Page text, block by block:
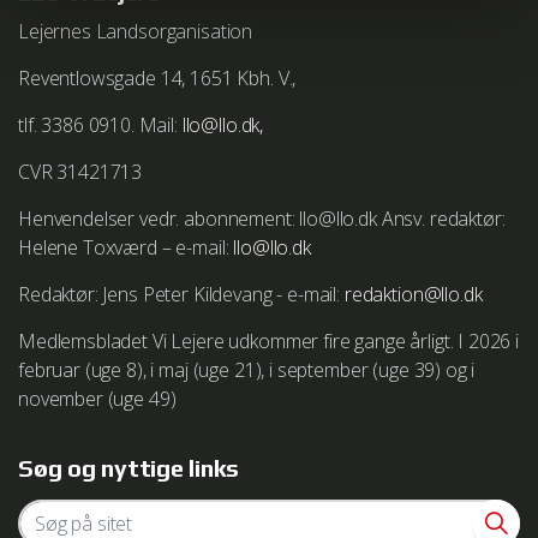
cookies. Bemærk at det kan betyde at websteder ikke
hos din valgte browserleverandør.
Explorerhttp://windows.microsoft.com/da-
dk/windows-vista/delete-your-internet-cookies
Vejledning i at slette cookies på Mozilla Firefox browser
http://support.mozilla.com/da/kb/deleting cookies
Vejledning i at slette cookies på Google Chrome browser
hl=da&answer=95647
Vejledning i at slette cookies i Safari
Lejernes Landsorganisation
Reventlowsgade 14, 1651 Kbh. V.,
tlf. 3386 0910. Mail: llo@llo.dk,
CVR 31421713
Henvendelser vedr. abonnement: llo@llo.dk Ansv. redaktør:
Helene Toxværd – e-mail: llo@llo.dk
Redaktør: Jens Peter Kildevang - e-mail: redaktion@llo.dk
Medlemsbladet Vi Lejere udkommer fire gange årligt. I 2026 i
februar (uge 8), i maj (uge 21), i september (uge 39) og i
november (uge 49)
Søg og nyttige links